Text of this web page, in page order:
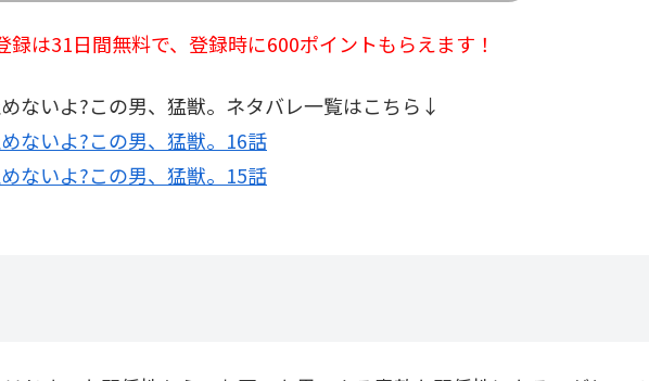
録は31日間無料で、登録時に600ポイントもらえます！
ないよ?この男、猛獣。ネタバレ一覧はこちら↓
ないよ?この男、猛獣。16話
ないよ?この男、猛獣。15話